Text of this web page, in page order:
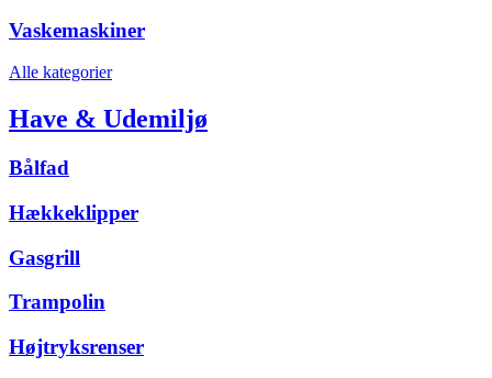
Vaskemaskiner
Alle kategorier
Have & Udemiljø
Bålfad
Hækkeklipper
Gasgrill
Trampolin
Højtryksrenser